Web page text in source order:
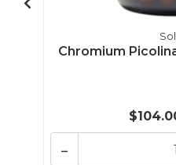
Chromium
-